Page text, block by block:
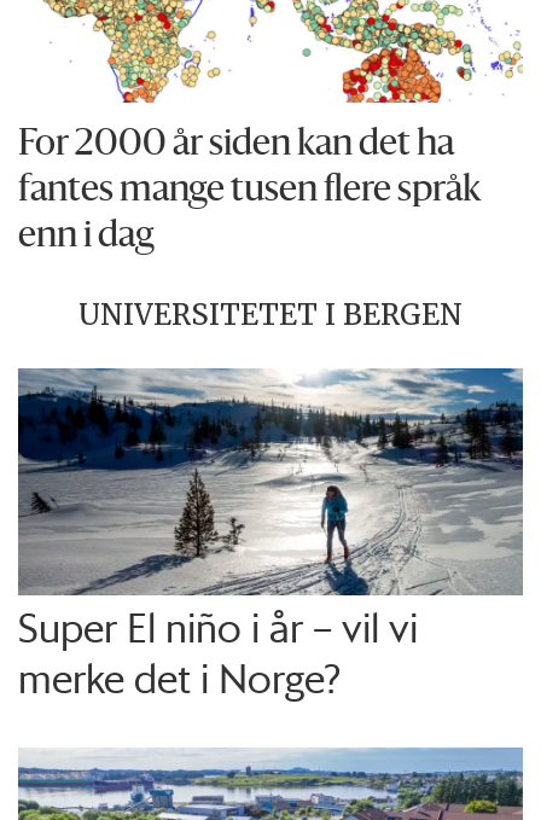
For 2000 år siden kan det ha
fantes mange tusen flere språk
enn i dag
UNIVERSITETET I BERGEN
Super El niño i år – vil vi
merke det i Norge?